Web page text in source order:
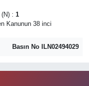
(N) : 1
Kanunun 38 inci
Basın No ILN02494029